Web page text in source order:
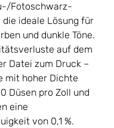
Fotoschwarz-
die ideale Lösung für
und dunkle Töne.
auf dem
Datei zum Druck –
mit hoher Dichte
Düsen pro Zoll und
eine
von 0,1 %.